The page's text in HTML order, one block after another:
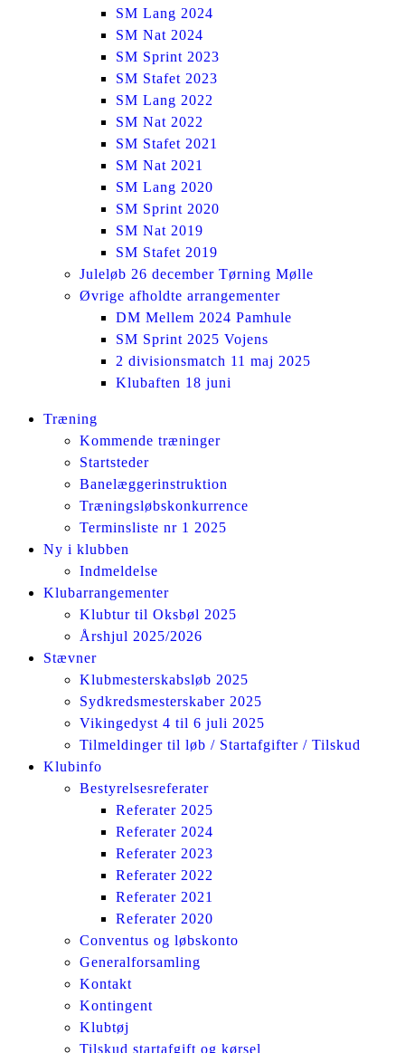
SM Lang 2024
SM Nat 2024
SM Sprint 2023
SM Stafet 2023
SM Lang 2022
SM Nat 2022
SM Stafet 2021
SM Nat 2021
SM Lang 2020
SM Sprint 2020
SM Nat 2019
SM Stafet 2019
Juleløb 26 december Tørning Mølle
Øvrige afholdte arrangementer
DM Mellem 2024 Pamhule
SM Sprint 2025 Vojens
2 divisionsmatch 11 maj 2025
Klubaften 18 juni
Facebook
InstagramTræning
Kommende træninger
Startsteder
Banelæggerinstruktion
Træningsløbskonkurrence
Terminsliste nr 1 2025
Ny i klubben
Indmeldelse
Klubarrangementer
Klubtur til Oksbøl 2025
Årshjul 2025/2026
Stævner
Klubmesterskabsløb 2025
Sydkredsmesterskaber 2025
Vikingedyst 4 til 6 juli 2025
Tilmeldinger til løb / Startafgifter / Tilskud
Klubinfo
Bestyrelsesreferater
Referater 2025
Referater 2024
Referater 2023
Referater 2022
Referater 2021
Referater 2020
Conventus og løbskonto
Generalforsamling
Kontakt
Kontingent
Klubtøj
Tilskud startafgift og kørsel